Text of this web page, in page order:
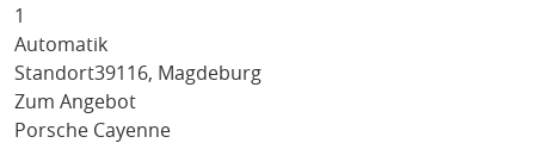
1
Automatik
Standort39116, Magdeburg
Zum Angebot
Porsche Cayenne